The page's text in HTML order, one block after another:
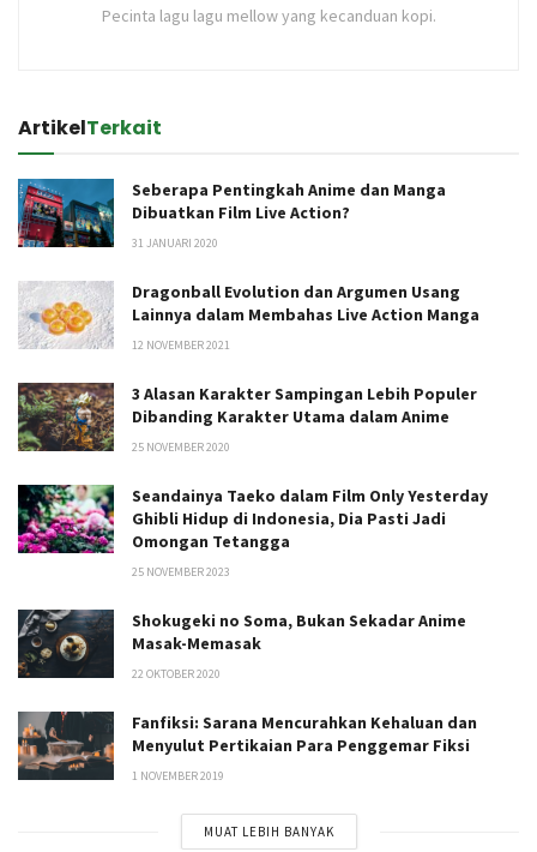
Pecinta lagu lagu mellow yang kecanduan kopi.
ArtikelTerkait
Seberapa Pentingkah Anime dan Manga
Dibuatkan Film Live Action?
31 JANUARI 2020
Dragonball Evolution dan Argumen Usang
Lainnya dalam Membahas Live Action Manga
12 NOVEMBER 2021
3 Alasan Karakter Sampingan Lebih Populer
Dibanding Karakter Utama dalam Anime
25 NOVEMBER 2020
Seandainya Taeko dalam Film Only Yesterday
Ghibli Hidup di Indonesia, Dia Pasti Jadi
Omongan Tetangga
25 NOVEMBER 2023
Shokugeki no Soma, Bukan Sekadar Anime
Masak-Memasak
22 OKTOBER 2020
Fanfiksi: Sarana Mencurahkan Kehaluan dan
Menyulut Pertikaian Para Penggemar Fiksi
1 NOVEMBER 2019
MUAT LEBIH BANYAK